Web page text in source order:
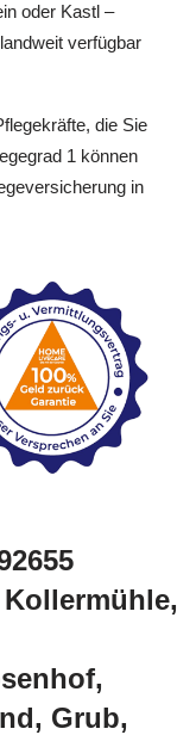
oder Kastl –
verfügbar
die Sie
1 können
in
Grub,